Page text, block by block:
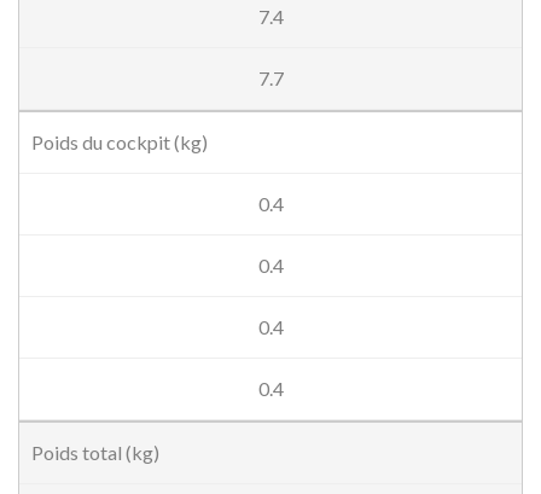
7.4
7.7
Poids du cockpit (kg)
0.4
0.4
0.4
0.4
Poids total (kg)